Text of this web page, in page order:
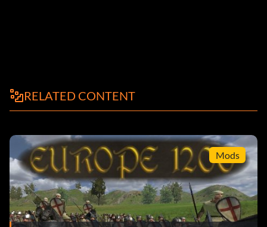
RELATED CONTENT
Mods